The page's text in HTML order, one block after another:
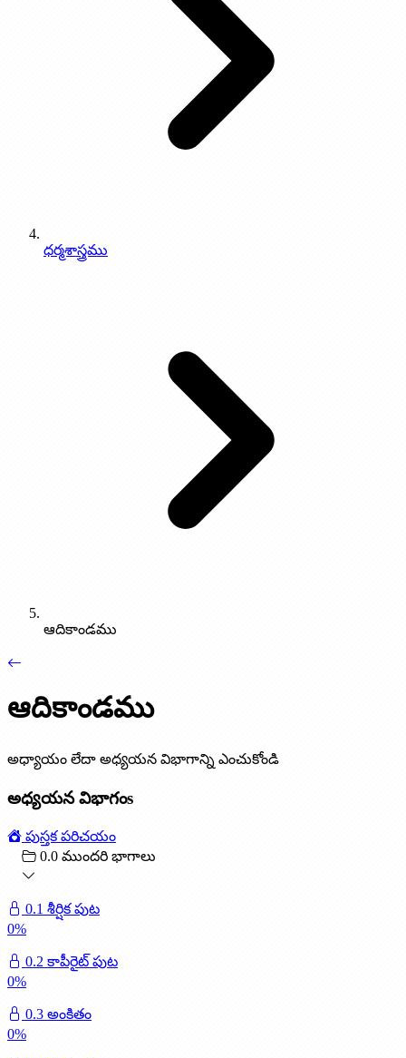
ధర్మశాస్త్రము
ఆదికాండము
ఆదికాండము
అధ్యాయం లేదా అధ్యయన విభాగాన్ని ఎంచుకోండి
అధ్యయన విభాగంs
పుస్తక పరిచయం
0.0 ముందరి భాగాలు
0.1 శీర్షిక పుట
0%
0.2 కాపీరైట్ పుట
0%
0.3 అంకితం
0%